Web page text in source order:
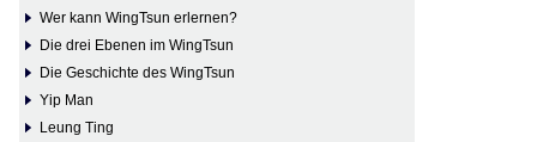
Wer kann WingTsun erlernen?
Die drei Ebenen im WingTsun
Die Geschichte des WingTsun
Yip Man
Leung Ting